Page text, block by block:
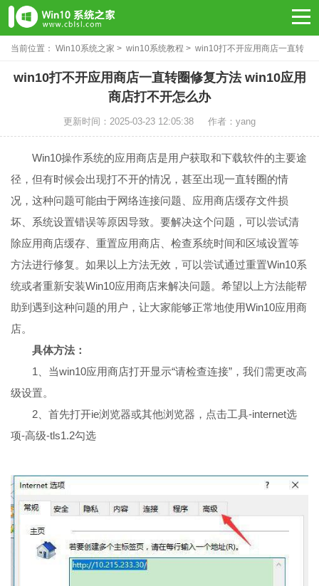
当前位置： Win10系统之家 > win10系统教程 > win10打不开应用商店一直转
圈修复方法
win10打不开应用商店一直转圈修复方法 win10应用
商店打不开怎么办
更新时间：2025-03-23 12:05:38 作者：yang
Win10操作系统的应用商店是用户获取和下载软件的主要途
径，但有时候会出现打不开的情况，甚至出现一直转圈的情
况，这种问题可能由于网络连接问题、应用商店缓存文件损
坏、系统设置错误等原因导致。要解决这个问题，可以尝试清
除应用商店缓存、重置应用商店、检查系统时间和区域设置等
方法进行修复。如果以上方法无效，可以尝试通过重置Win10系
统或者重新安装Win10应用商店来解决问题。希望以上方法能帮
助到遇到这种问题的用户，让大家能够正常地使用Win10应用商
店。
具体方法：
1、当win10应用商店打开显示“请检查连接”，我们需更改高
级设置。
2、首先打开ie浏览器或其他浏览器，点击工具-internet选
项-高级-tls1.2勾选